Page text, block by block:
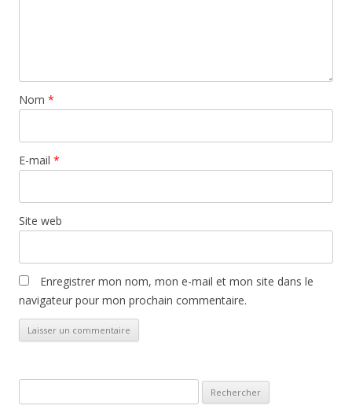
Nom *
E-mail *
Site web
Enregistrer mon nom, mon e-mail et mon site dans le
navigateur pour mon prochain commentaire.